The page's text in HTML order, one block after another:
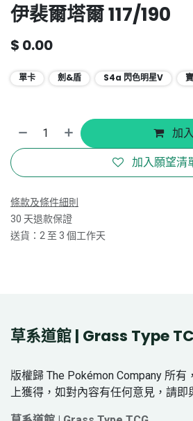
伊裴爾塔爾 117/190
$ 0.00
單卡 劍&盾 S4a 閃色明星V
加
加入願望清
條款及條件細則
30 天退款保證
送貨：2 至 3 個工作天
草系道館 | Grass Type
版權歸 The Pokémon Company 所有
上獲得，如對內容有任何意見，請即